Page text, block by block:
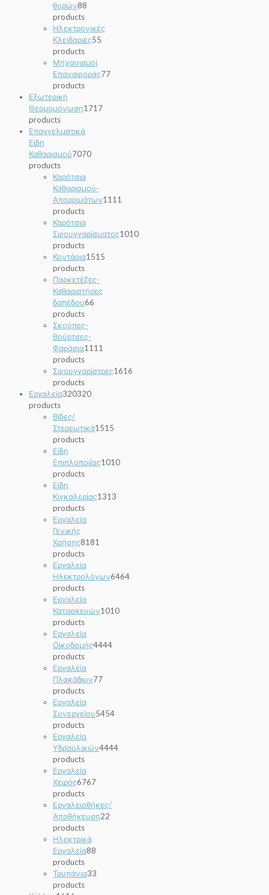
θυρών88
products
Ηλεκτρονικές
Κλειδαριές55
products
Μηχανισμοί
Επαναφοράς77
products
Εξωτερική
Θερμομόνωση1717
products
Επαγγελματικά
Είδη
Καθαρισμού7070
products
Καρότσια
Καθαρισμού-
Απορριμάτων11 11
products
Καρότσια
Σφουγγαρίσματος1010
products
Κοντάρια1515
products
Παρκετέζες-
Καθαριστήρες
δαπέδου66
products
Σκούπες-
Βούρτσες-
Φαράσια11 11
products
Σφουγγαρίστρες1616
products
Εργαλεία320320
products
Βίδες/
Στερεωτικά1515
products
Είδη
Επιπλοποιΐας1010
products
Είδη
Κιγκαλερίας1313
products
Εργαλεία
Γενικής
Χρήσης81 81
products
Εργαλεία
Ηλεκτρολόγων6464
products
Εργαλεία
Κατασκευών1010
products
Εργαλεία
Οικοδομής4444
products
Εργαλεία
Πλακάδων77
products
Εργαλεία
Συνεργείου5454
products
Εργαλεία
Υδραυλικών4444
products
Εργαλεία
Χειρός6767
products
Εργαλειοθήκες/
Αποθήκευση22
products
Ηλεκτρικά
Εργαλεία88
products
Τρυπάνια33
products